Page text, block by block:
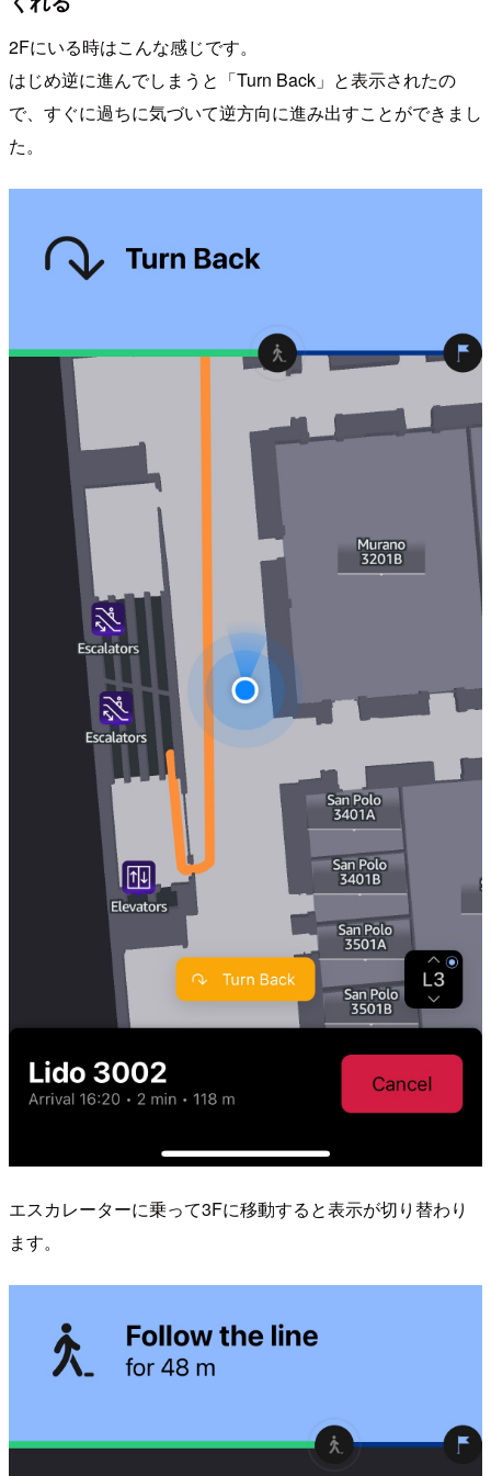
2Fにいる時はこんな感じです。
はじめ逆に進んでしまうと「Turn Back」と表示されたの
で、すぐに過ちに気づいて逆方向に進み出すことができまし
た。
エスカレーターに乗って3Fに移動すると表示が切り替わり
ます。